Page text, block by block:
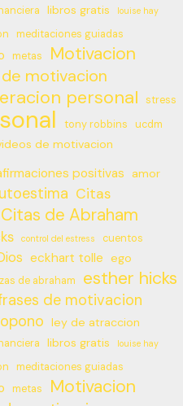
libros gratis louise hay
meditaciones guiadas
metas Motivacion
motivacion
personal stress
tony robbins
ucdm
de motivacion
positivas
amor
Citas
Citas de Abraham
control del estress cuentos
eckhart tolle ego
de abraham esther hicks
de motivacion
ley de atraccion
libros gratis louise hay
meditaciones guiadas
metas Motivacion